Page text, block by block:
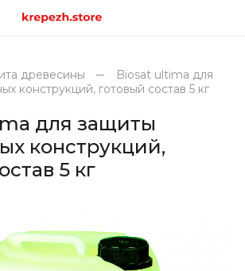
древесины
Biosat ultima для
конструкций, готовый состав 5 кг
для защиты
конструкций,
5 кг